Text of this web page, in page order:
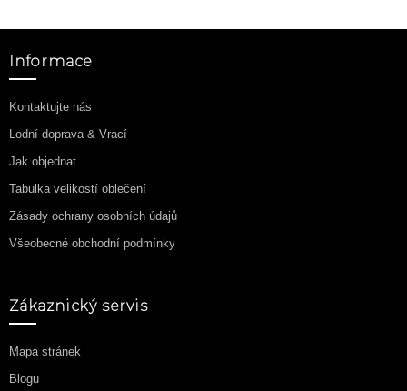
Informace
Kontaktujte nás
Lodní doprava & Vrací
Jak objednat
Tabulka velikostí oblečení
Zásady ochrany osobních údajů
Všeobecné obchodní podmínky
Zákaznický servis
Mapa stránek
Blogu